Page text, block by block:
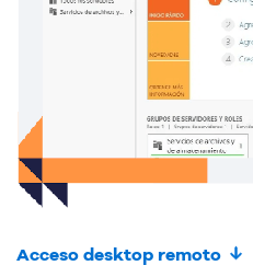
Acceso desktop remoto